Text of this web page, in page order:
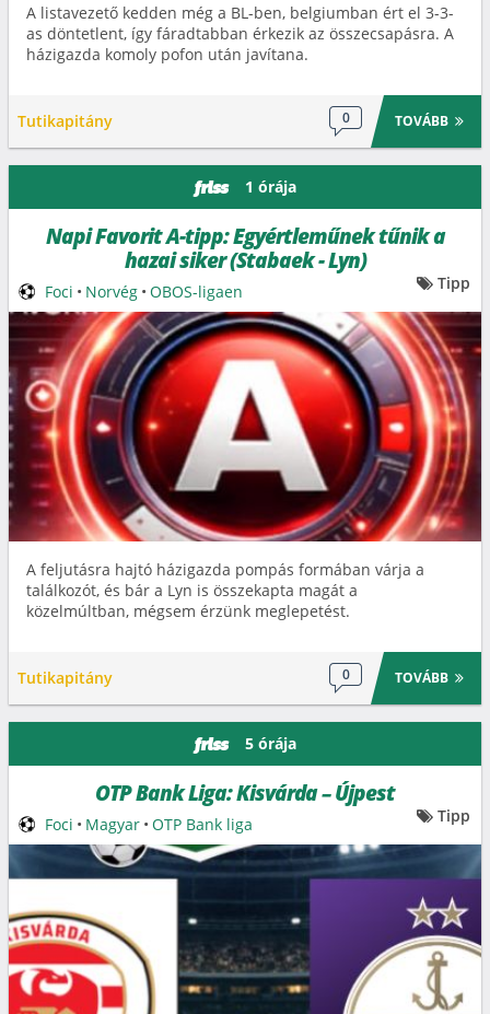
A listavezető kedden még a BL-ben, belgiumban ért el 3-3-
as döntetlent, így fáradtabban érkezik az összecsapásra. A
házigazda komoly pofon után javítana.
Tutikapitány 0 TOVÁBB
friss 1 órája
Napi Favorit A-tipp: Egyértleműnek tűnik a
hazai siker (Stabaek - Lyn)
A feljutásra hajtó házigazda pompás formában várja a
találkozót, és bár a Lyn is összekapta magát a
közelmúltban, mégsem érzünk meglepetést.
Tutikapitány 0 TOVÁBB
Foci • Norvég • OBOS-ligaen Tipp
friss 5 órája
OTP Bank Liga: Kisvárda – Újpest
Foci • Magyar • OTP Bank liga Tipp